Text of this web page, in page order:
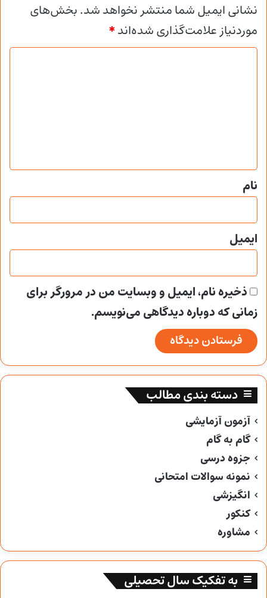
نشانی ایمیل شما منتشر نخواهد شد.بخش‌های
موردنیاز علامت‌گذاری شده‌اند*
*
نام
ایمیل
ذخیره نام، ایمیل و وبسایت من در مرورگر برای
زمانی که دوباره دیدگاهی می‌نویسم.
دسته بندی مطالب
آزمون آزمایشی
گام به گام
جزوه درسی
نمونه سوالات امتحانی
انگیزشی
کنکور
مشاوره
به تفکیک سال تحصیلی